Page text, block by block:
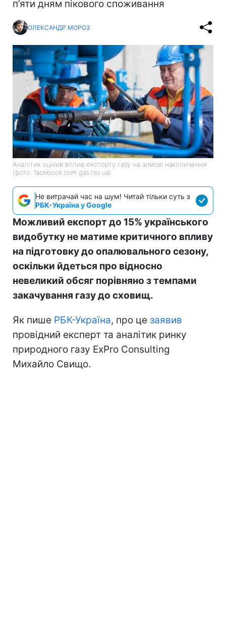
п’яти дням пікового споживання
ОЛЕКСАНДР МОРОЗ
Аналітик оцінив вплив експорту газу на зимові накопичення
(фото: facebook.com gas.tso.ua)
Не витрачай час на шум! Читай тільки суть з
РБК-Україна у Google
Можливий експорт до 15% українського
видобутку не матиме критичного впливу
на підготовку до опалювального сезону,
оскільки йдеться про відносно
невеликий обсяг порівняно з темпами
закачування газу до сховищ.
Як пише РБК-Україна, про це заявив
провідний експерт та аналітик ринку
природного газу ExPro Consulting
Михайло Свищо.